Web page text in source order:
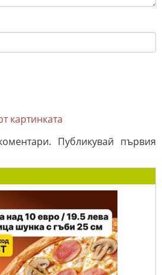
картинката
Публикувай първия